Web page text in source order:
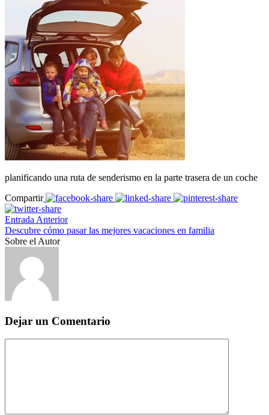
planificando una ruta de senderismo en la parte trasera de un coche
Compartir
Entrada Anterior
Descubre cómo pasar las mejores vacaciones en familia
Sobre el Autor
Dejar un Comentario